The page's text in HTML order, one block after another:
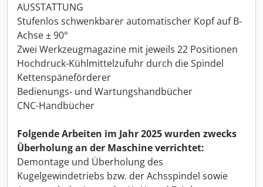
AUSSTATTUNG
Stufenlos schwenkbarer automatischer Kopf auf B-
Achse ± 90°
Zwei Werkzeugmagazine mit jeweils 22 Positionen
Hochdruck-Kühlmittelzufuhr durch die Spindel
Kettenspäneförderer
Bedienungs- und Wartungshandbücher
CNC-Handbücher
Folgende Arbeiten im Jahr 2025 wurden zwecks
Überholung an der Maschine verrichtet:
Demontage und Überholung des
Kugelgewindetriebs bzw. der Achsspindel sowie